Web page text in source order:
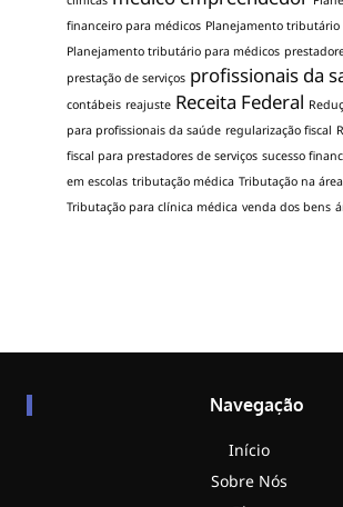
financeiro para médicos Planejamento tributário
Planejamento tributário para médicos
prestação de serviços profissionais da
contábeis reajuste Receita Federal
para profissionais da saúde regularização fiscal
fiscal para prestadores de serviços sucesso
em escolas tributação médica Tributação na
Tributação para clínica médica venda dos bens
Navegação
Início
Sobre Nós